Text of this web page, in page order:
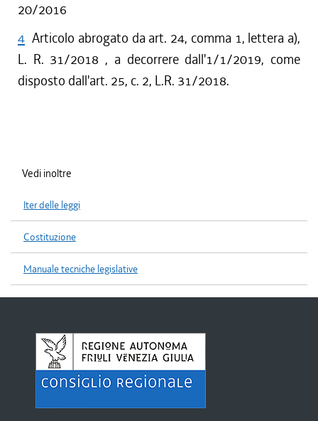
20/2016
4 Articolo abrogato da art. 24, comma 1, lettera a),
L. R. 31/2018 , a decorrere dall'1/1/2019, come
disposto dall'art. 25, c. 2, L.R. 31/2018.
Vedi inoltre
Iter delle leggi
Costituzione
Manuale tecniche legislative